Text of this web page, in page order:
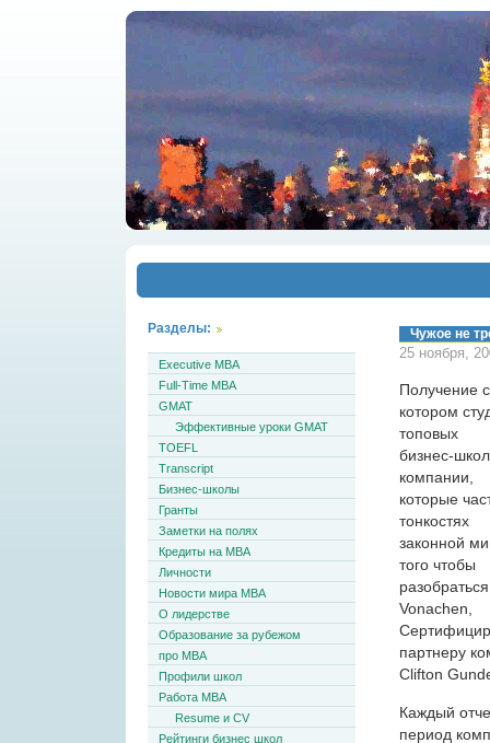
Чужое не
25 ноября,
Получение
котором
топовых
бизнес-
компании,
которые
тонкостях
законной
того чтобы
Vonachen,
партнеру
Clifton
Каждый
период
Разделы:
Executive MBA
Full-Time MBA
GMAT
Эффективные уроки GMAT
TOEFL
Transcript
Бизнес-школы
Гранты
Заметки на полях
Кредиты на MBA
Личности
Новости мира MBA
О лидерстве
Образование за рубежом
про MBA
Профили школ
Работа MBA
Resume и CV
Рейтинги бизнес школ